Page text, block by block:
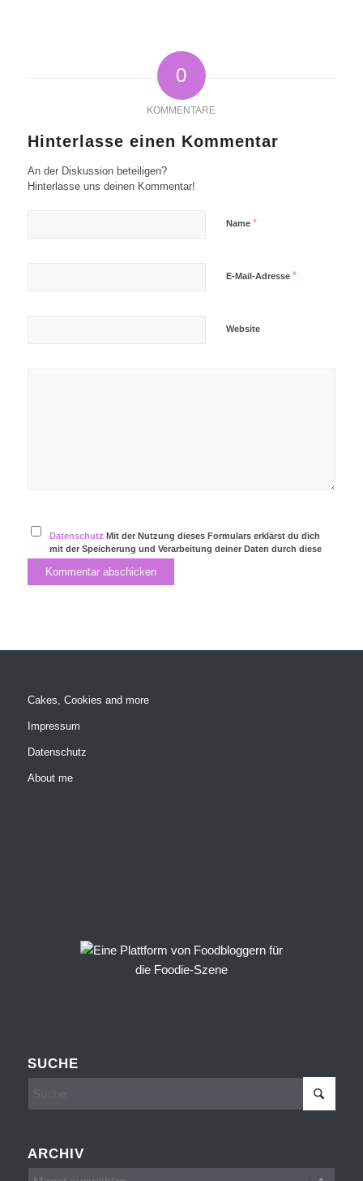
0
KOMMENTARE
Hinterlasse einen Kommentar
An der Diskussion beteiligen?
Hinterlasse uns deinen Kommentar!
Name *
E-Mail-Adresse *
Website
Datenschutz Mit der Nutzung dieses Formulars erklärst du dich
mit der Speicherung und Verarbeitung deiner Daten durch diese
Website einverstanden.
Cakes, Cookies and more
Impressum
Datenschutz
About me
SUCHE
ARCHIV